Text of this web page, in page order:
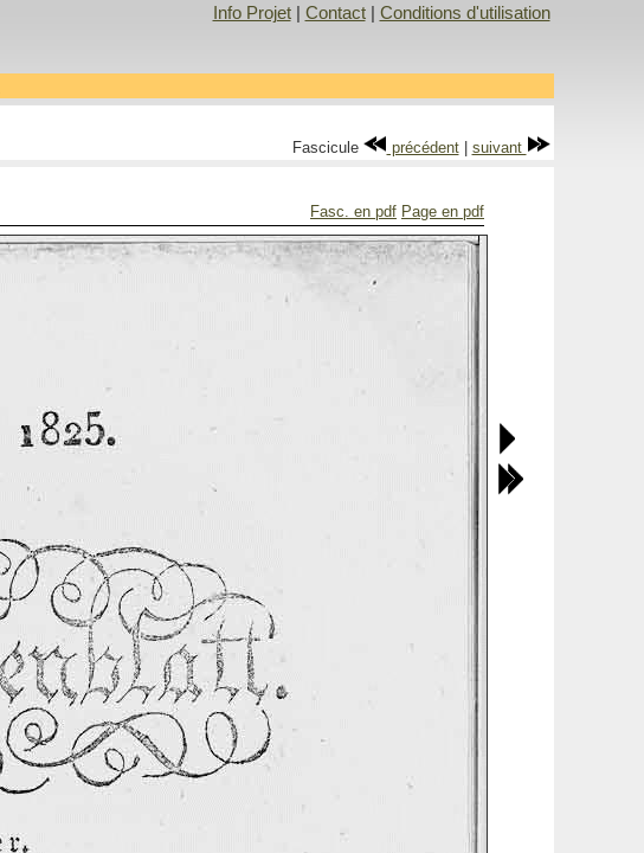
Info Projet| Contact| Conditions d'utilisation
Fascicule précédent| suivant
Fasc. en pdf Page en pdf